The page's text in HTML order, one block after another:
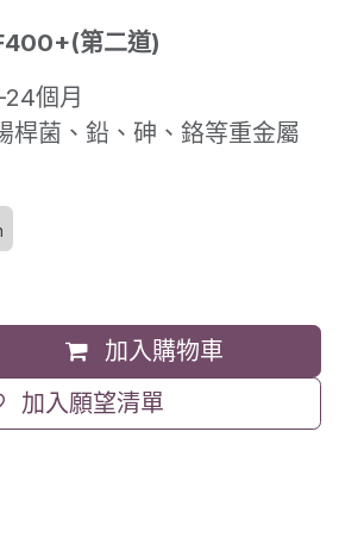
第二道)
個月
桿菌、鉛、砷、鉻等重金屬
加入購物車
加入願望清單